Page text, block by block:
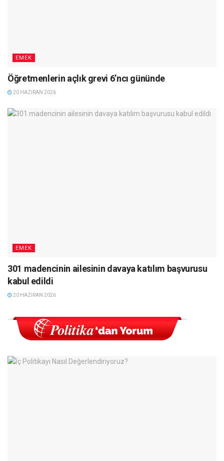
EMEK
Öğretmenlerin açlık grevi 6’ncı gününde
20 HAZIRAN 2026
EMEK
301 madencinin ailesinin davaya katılım başvurusu
kabul edildi
20 HAZIRAN 2026